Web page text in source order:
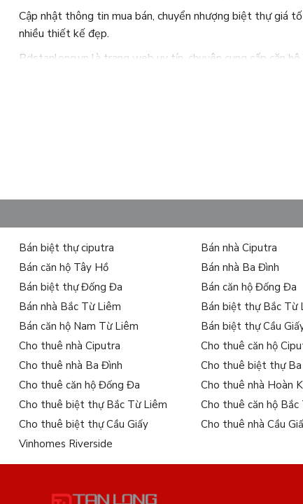
Cập nhật thông tin mua bán, chuyển nhượng biệt thự giá
nhiều thiết kế đẹp.
Bdstanlong.vn là trang web uy tín, chuyên cung cấp căn
Bán biệt thự ciputra Bán nhà Ciputra
Bán căn hộ Tây Hồ
Bán nhà Ba Đình
Bán biệt thự Đống Đa
Bán căn hộ Đống Đa
Bán nhà Bắc Từ Liêm
Bán biệt thự Bắc Từ
Bán căn hộ Nam Từ Liêm
Bán biệt thự Cầu
Cho thuê nhà Ciputra
Cho thuê căn hộ
Cho thuê nhà Ba Đình
Cho thuê biệt thự
Cho thuê căn hộ Đống Đa
Cho thuê nhà Hoàn
Cho thuê biệt thự Bắc Từ Liêm
Cho thuê căn hộ Bắc
Cho thuê biệt thự Cầu Giấy
Cho thuê nhà Cầu
Vinhomes Riverside